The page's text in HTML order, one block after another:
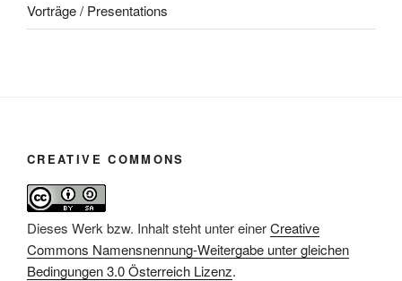
Vorträge / Presentations
CREATIVE COMMONS
Dieses Werk bzw. Inhalt steht unter einerCreative
Commons Namensnennung-Weitergabe unter gleichen
Bedingungen 3.0 Österreich Lizenz.